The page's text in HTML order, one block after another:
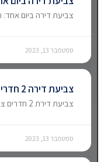
צביעת דירה ביום אחד:
ספטמבר 13, 2023
צביעת דירה 2 חדרים
צביעת דירת 2 חדרים צביעת דירה, בין אם זה למראה
ספטמבר 13, 2023